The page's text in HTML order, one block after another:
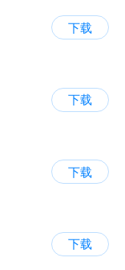
下载
下载
下载
下载